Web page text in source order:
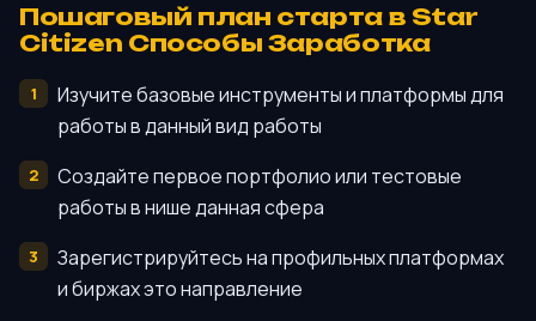
Пошаговый план старта в Star
Citizen Способы Заработка
Изучите базовые инструменты и платформы для
работы в данный вид работы
Создайте первое портфолио или тестовые
работы в нише данная сфера
Зарегистрируйтесь на профильных платформах
и биржах это направление